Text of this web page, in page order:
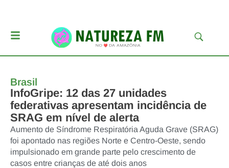
Brasil
InfoGripe: 12 das 27 unidades
federativas apresentam incidência de
SRAG em nível de alerta
Aumento de Síndrome Respiratória Aguda Grave (SRAG)
foi apontado nas regiões Norte e Centro-Oeste, sendo
impulsionado em grande parte pelo crescimento de
casos entre crianças de até dois anos